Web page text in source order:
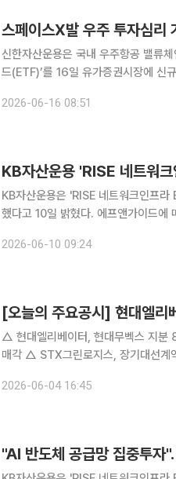
스페이스X발 우주 투자심
신한자산운용은 국내 우주항공 밸류
드(ETF)’를 16일 유가증권시장에 신
근 글로벌 우주 산업은 정부 주도의
2026-06-16 08:51
KB자산운용 'RISE 네트워
KB자산운용은 'RISE 네트워크인프
했다고 10일 밝혔다. 에프앤가이드에 따르면 전날 기준 'RISE 네트워크인프라 ETF'의 최근 1년 수
2026-06-10 09:24
[오늘의 주요공시] 현대엘리
△ 현대엘리베이터, 현대무벡스 지분 8% 3335억원에 매
매각 △ STX그린로지스, 장기대선계약 체결 △ 플라즈맵, 美 QMED와 35억원 규모 멸균기 공급
급계약 체결 △ 티로보틱스, 美 ESS
2026-06-04 16:45
"AI 반도체 공급망 집중투